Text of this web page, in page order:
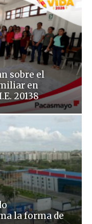
sobre el
en
20138
la forma de